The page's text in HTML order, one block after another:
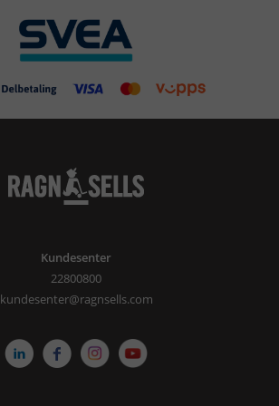
Kundesenter
22800800
kundesenter@ragnsells.com